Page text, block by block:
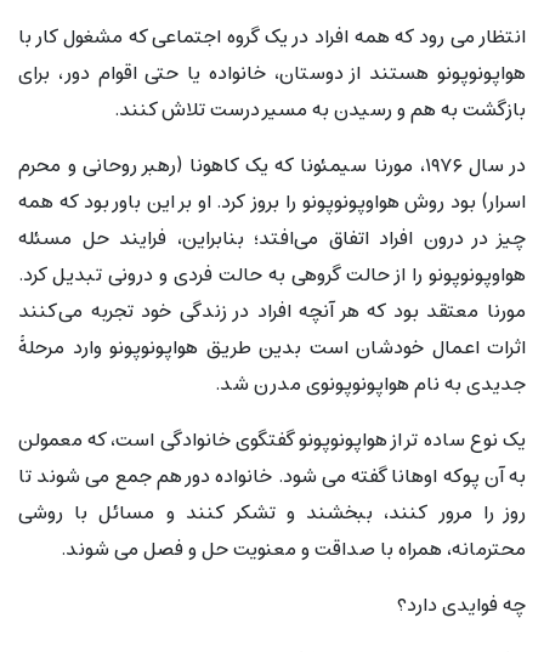
انتظار می رود که همه افراد در یک گروه اجتماعی که مشغول کار با
هواپونوپونو هستند از دوستان، خانواده یا حتی اقوام دور، برای
بازگشت به هم و رسیدن به مسیر درست تلاش کنند.
در سال ۱۹۷۶، مورنا سیمئونا که یک کاهونا (رهبر روحانی و محرم
اسرار) بود روش هواوپونوپونو را بروز کرد. او بر این باور بود که همه
چیز در درون افراد اتفاق می‌افتد؛ بنابراین، فرایند حل مسئله
هواوپونوپونو را از حالت گروهی به حالت فردی و درونی تبدیل کرد.
مورنا معتقد بود که هر آنچه افراد در زندگی خود تجربه می‌کنند
اثرات اعمال خودشان است بدین طریق هواپونوپونو وارد مرحلهٔ
جدیدی به نام هواپونوپونوی مدرن شد.
یک نوع ساده تر از هواپونوپونو گفتگوی خانوادگی است، که معمولن
به آن پوکه اوهانا گفته می شود. خانواده دور هم جمع می شوند تا
روز را مرور کنند، ببخشند و تشکر کنند و مسائل با روشی
محترمانه، همراه با صداقت و معنویت حل و فصل می شوند.
چه فوایدی دارد؟